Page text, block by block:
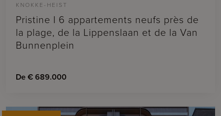
KNOKKE-HEIST
Pristine I 6 appartements neufs près de
la plage, de la Lippenslaan et de la Van
Bunnenplein
De € 689.000